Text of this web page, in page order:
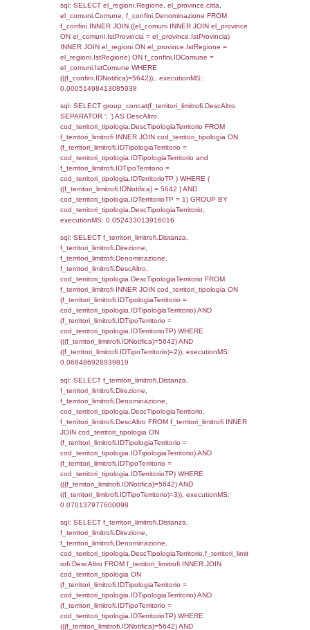
el_regioni_1.Regione as RegioneSL FROM
(((((a1_stabilimento LEFT JOIN el_comuni
a1_stabilimento.ComuneStab =
LEFT JOIN el_province ON
= el_province.IstProvincia) LEFT JOIN
a1_stabilimento.RegioneStab =
LEFT JOIN el_comuni AS el_comuni_1 ON
a1_stabilimento.IstComuneSL =
LEFT JOIN el_province AS el_province_1
a1_stabilimento.IstProvinciaSL =
el_province_1.IstProvincia) LEFT JOIN
el_regioni_1 ON
el_regioni_1.IstRegione where
executionMS: 0.0006101131439209
sql: SELECT a2p.Cognome, a2p.Nome
a2_ruolipersonale a2rp INNER JOIN
a2rp.IDPersonale = a2p.IDPersonale
(((a2p.IDNotifica)=5642) AND
executionMS: 0.00350022315979
sql: SELECT a2p.Cognome, a2p.Nome
a2_ruolipersonale a2rp INNER JOIN
a2rp.IDPersonale = a2p.IDPersonale
(((a2p.IDNotifica)=5642) AND
executionMS: 0.0026860237121582
sql: SELECT cod_ipa_aoo.des_amm,
d1_controlli.UntAmmTerr,
d1_controlli.Regione, d1_controlli.Provincia,
d1_controlli.Comune, d1_controlli.Via,
d1_controlli.Email, d1_controlli.Pec FROM
INNER JOIN d1_controlli ON
d1_controlli.UntAmmTerr where
executionMS: 0.021658897399902
sql: SELECT * FROM d2_autorizzazioni
IDNotifica=5642, executionMS:
sql: SELECT Ispezione, IDArticoloComma,
StatoIspezione,